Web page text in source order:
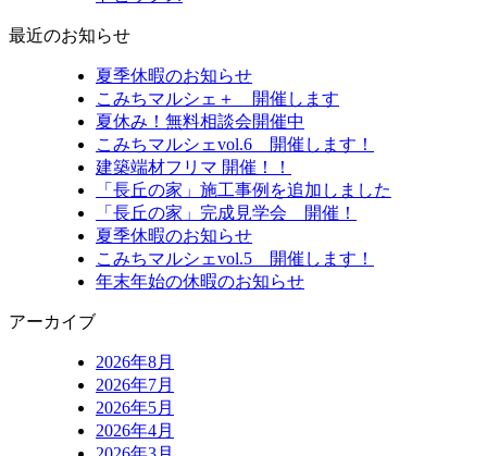
最近のお知らせ
夏季休暇のお知らせ
こみちマルシェ＋ 開催します
夏休み！無料相談会開催中
こみちマルシェvol.6 開催します！
建築端材フリマ 開催！！
「長丘の家」施工事例を追加しました
「長丘の家」完成見学会 開催！
夏季休暇のお知らせ
こみちマルシェvol.5 開催します！
年末年始の休暇のお知らせ
アーカイブ
2026年8月
2026年7月
2026年5月
2026年4月